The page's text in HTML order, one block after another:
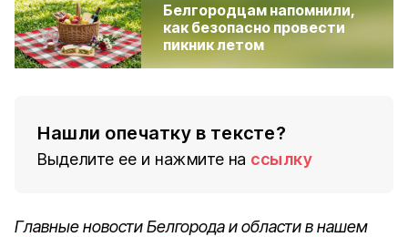
Белгородцам напомнили,
как безопасно провести
пикник летом
Нашли опечатку в тексте?
Выделите ее и нажмите на ссылку
Главные новости Белгорода и области в нашем